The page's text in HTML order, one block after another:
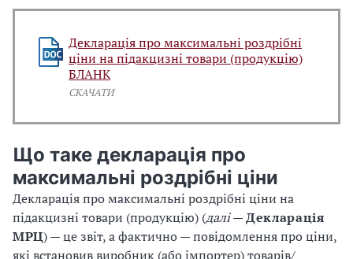
Декларація про максимальні роздрібні
ціни на підакцизні товари (продукцію)
БЛАНК
СКАЧАТИ
Що таке декларація про
максимальні роздрібні ціни
Декларація про максимальні роздрібні ціни на
підакцизні товари (продукцію) (далі—Декларація
МРЦ) — це звіт, а фактично — повідомлення про ціни,
які встановив виробник (або імпортер) товарів/